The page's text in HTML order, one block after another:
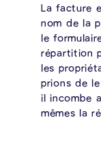
La facture
nom de la
le
répartition
les
prions de
il incombe
mêmes la